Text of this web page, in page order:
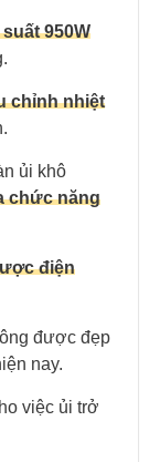
950W
chỉnh nhiệt
ủi khô
chức năng
điện
được đẹp
nay.
việc ủi trở